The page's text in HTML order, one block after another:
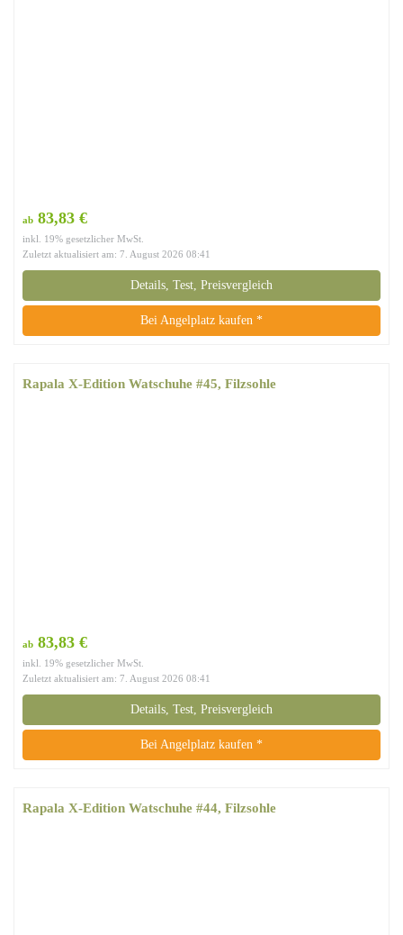
ab 83,83 €
inkl. 19% gesetzlicher MwSt.
Zuletzt aktualisiert am: 7. August 2026 08:41
Details, Test, Preisvergleich
Bei Angelplatz kaufen *
Rapala X-Edition Watschuhe #45, Filzsohle
ab 83,83 €
inkl. 19% gesetzlicher MwSt.
Zuletzt aktualisiert am: 7. August 2026 08:41
Details, Test, Preisvergleich
Bei Angelplatz kaufen *
Rapala X-Edition Watschuhe #44, Filzsohle